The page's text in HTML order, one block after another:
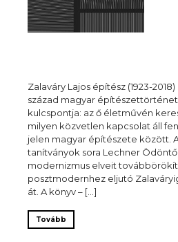
Zalaváry Lajos építész (1923-
század magyar
kulcspontja: az ő életművén
milyen közvetlen kapcsolat áll
jelen magyar építészete között.
tanítványok sora Lechner
modernizmus elveit
posztmodernhez eljutó
át. A könyv – […]
Tovább